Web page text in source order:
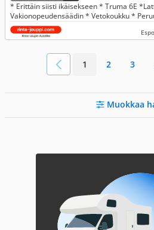
* Erittäin siisti ikäisekseen * Truma 6E
Vakionopeudensäädin * Vetokoukku *
1 2 3
Muokkaa